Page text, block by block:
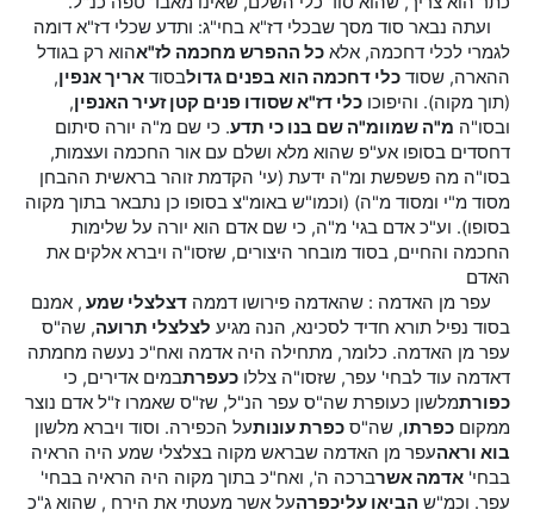
ועתה נבאר סוד מסך שבכלי דז"א בחי"ג: ותדע שכלי דז"א דומה
לגמרי לכלי דחכמה, אלא כל ההפרש מחכמה לז"אהוא רק בגודל
ההארה, שסוד כלי דחכמה הוא בפנים גדולבסוד אריך אנפין,
(תוך מקוה). והיפוכו כלי דז"א שסודו פנים קטן זעיר האנפין,
ובסו"ה מ"ה שמוומ"ה שם בנו כי תדע. כי שם מ"ה יורה סיתום
דחסדים בסופו אע"פ שהוא מלא ושלם עם אור החכמה ועצמות,
בסו"ה מה פשפשת ומ"ה ידעת (עי' הקדמת זוהר בראשית ההבחן
מסוד מ"י ומסוד מ"ה) (וכמו"ש באומ"צ בסופו כן נתבאר בתוך מקוה
בסופו). וע"כ אדם בגי' מ"ה, כי שם אדם הוא יורה על שלימות
החכמה והחיים, בסוד מובחר היצורים, שזסו"ה ויברא אלקים את
האדם
עפר מן האדמה : שהאדמה פירושו דממה דצלצלי שמע , אמנם
בסוד נפיל תורא חדיד לסכינא, הנה מגיע לצלצלי תרועה, שה"ס
עפר מן האדמה. כלומר, מתחילה היה אדמה ואח"כ נעשה מחמתה
דאדמה עוד לבחי' עפר, שזסו"ה צללו כעפרתבמים אדירים, כי
כפורתמלשון כעופרת שה"ס עפר הנ"ל, שז"ס שאמרו ז"ל אדם נוצר
ממקום כפרתו, שה"ס כפרת עונותעל הכפירה. וסוד ויברא מלשון
בוא וראהעפר מן האדמה שבראש מקוה בצלצלי שמע היה הראיה
בבחי' אדמה אשרברכה ה', ואח"כ בתוך מקוה היה הראיה בבחי'
עפר. וכמ"ש הביאו עליכפרהעל אשר מעטתי את הירח , שהוא ג"כ